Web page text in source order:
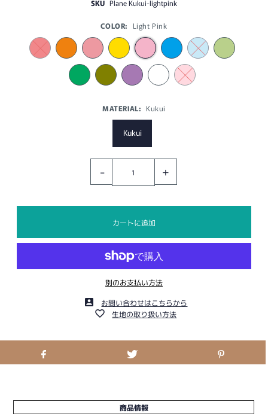
SKU Plane Kukui-lightpink
COLOR: Light Pink
MATERIAL: Kukui
Kukui
- +
別のお支払い方法
お問い合わせはこちらから
生地の取り扱い方法
商品情報